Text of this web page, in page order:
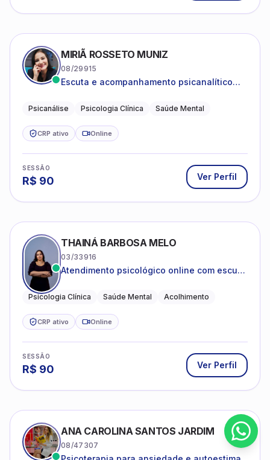
MIRIÃ ROSSETO MUNIZ
08/29915
Escuta e acompanhamento psicanalítico
Psicanálise Psicologia Clínica Saúde Mental
CRP ativo Online
SESSÃO
R$ 90 Ver Perfil
THAINÁ BARBOSA MELO
03/33916
Atendimento psicológico online com escuta
emocional
Psicologia Clínica Saúde Mental Acolhimento
CRP ativo Online
SESSÃO
R$ 90 Ver Perfil
ANA CAROLINA SANTOS JARDIM
08/47307